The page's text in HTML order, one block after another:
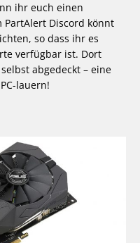
ihr euch einen
Discord könnt
so dass ihr es
verfügbar ist. Dort
abgedeckt – eine
lauern!